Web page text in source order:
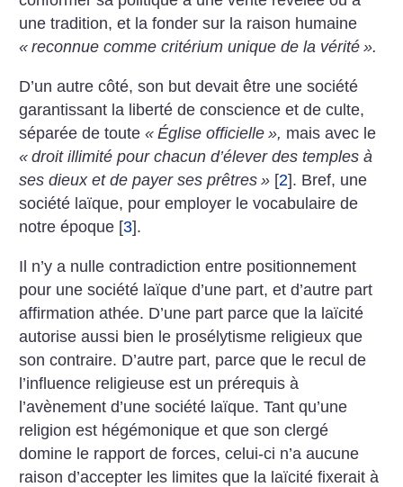
une tradition, et la fonder sur la raison humaine
« reconnue comme critérium unique de la vérité ».
D’un autre côté, son but devait être une société
garantissant la liberté de conscience et de culte,
séparée de toute« Église officielle », mais avec le
« droit illimité pour chacun d’élever des temples à
ses dieux et de payer ses prêtres » [2]. Bref, une
société laïque, pour employer le vocabulaire de
notre époque [3].
Il n’y a nulle contradiction entre positionnement
pour une société laïque d’une part, et d’autre part
affirmation athée. D’une part parce que la laïcité
autorise aussi bien le prosélytisme religieux que
son contraire. D’autre part, parce que le recul de
l’influence religieuse est un prérequis à
l’avènement d’une société laïque. Tant qu’une
religion est hégémonique et que son clergé
domine le rapport de forces, celui-ci n’a aucune
raison d’accepter les limites que la laïcité fixerait à